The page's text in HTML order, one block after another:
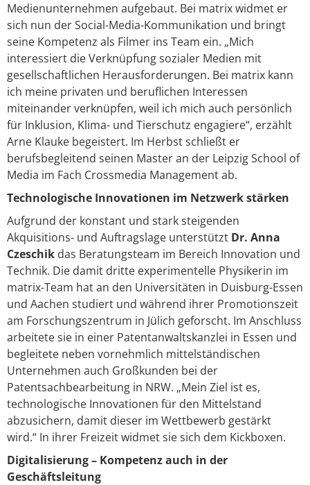
Medienunternehmen aufgebaut. Bei matrix widmet er
sich nun der Social-Media-Kommunikation und bringt
seine Kompetenz als Filmer ins Team ein. „Mich
interessiert die Verknüpfung sozialer Medien mit
gesellschaftlichen Herausforderungen. Bei matrix kann
ich meine privaten und beruflichen Interessen
miteinander verknüpfen, weil ich mich auch persönlich
für Inklusion, Klima- und Tierschutz engagiere“, erzählt
Arne Klauke begeistert. Im Herbst schließt er
berufsbegleitend seinen Master an der Leipzig School of
Media im Fach Crossmedia Management ab.
Technologische Innovationen im Netzwerk stärken
Aufgrund der konstant und stark steigenden
Akquisitions- und Auftragslage unterstützt Dr. Anna
Czeschik das Beratungsteam im Bereich Innovation und
Technik. Die damit dritte experimentelle Physikerin im
matrix-Team hat an den Universitäten in Duisburg-Essen
und Aachen studiert und während ihrer Promotionszeit
am Forschungszentrum in Jülich geforscht. Im Anschluss
arbeitete sie in einer Patentanwaltskanzlei in Essen und
begleitete neben vornehmlich mittelständischen
Unternehmen auch Großkunden bei der
Patentsachbearbeitung in NRW. „Mein Ziel ist es,
technologische Innovationen für den Mittelstand
abzusichern, damit dieser im Wettbewerb gestärkt
wird.“ In ihrer Freizeit widmet sie sich dem Kickboxen.
Digitalisierung – Kompetenz auch in der
Geschäftsleitung